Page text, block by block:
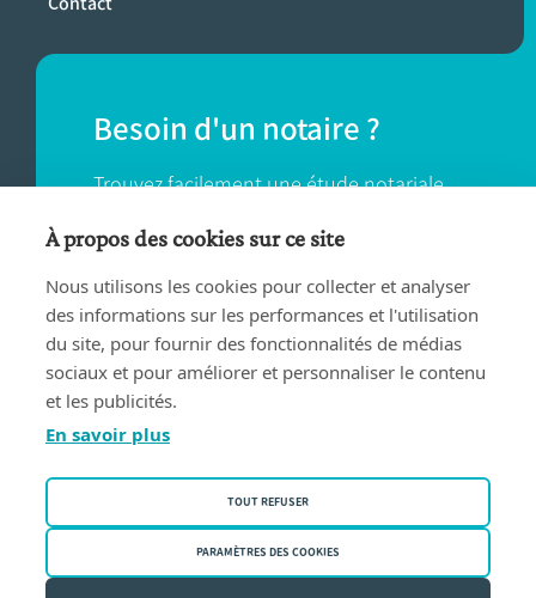
Besoin d'un notaire ?
Trouvez facilement une étude notariale
près de chez vous.
TROUVER UN NOTAIRE
Conditions d'utilisation
Politique des cookies
Fednot asbl | Rue de la Montage 30/34 - 1000 Bruxelles | BE
À propos des cookies sur ce site
Nous utilisons les cookies pour collecter et analyser
des informations sur les performances et l'utilisation
du site, pour fournir des fonctionnalités de médias
sociaux et pour améliorer et personnaliser le contenu
et les publicités.
En savoir plus
TOUT REFUSER
PARAMÈTRES DES COOKIES